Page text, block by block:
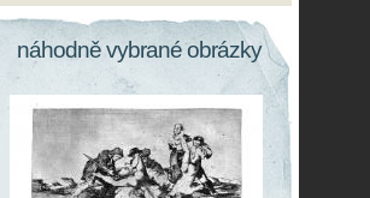
náhodně vybrané obrázky